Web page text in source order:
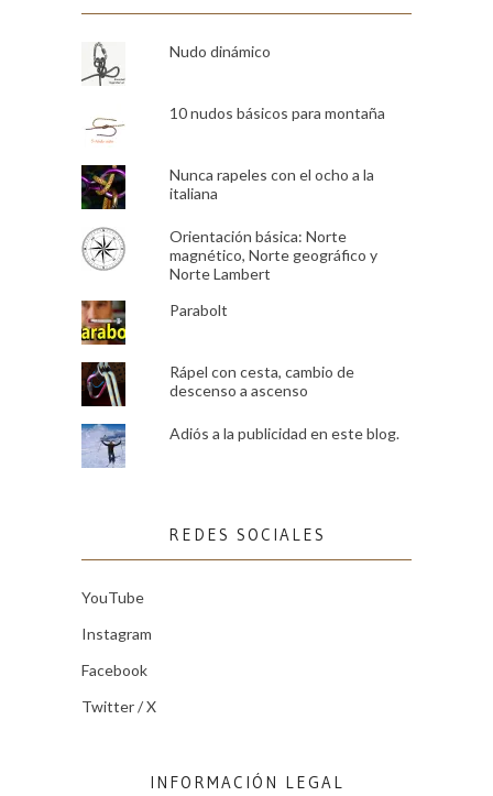
Nudo dinámico
10 nudos básicos para montaña
Nunca rapeles con el ocho a la
italiana
Orientación básica: Norte
magnético, Norte geográfico y
Norte Lambert
Parabolt
Rápel con cesta, cambio de
descenso a ascenso
Adiós a la publicidad en este blog.
REDES SOCIALES
YouTube
Instagram
Facebook
Twitter / X
INFORMACIÓN LEGAL